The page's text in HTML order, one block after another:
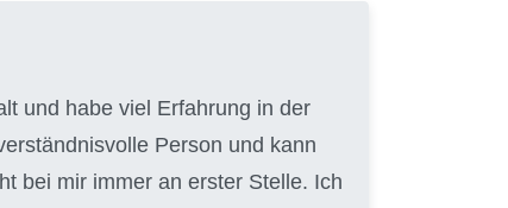
und habe viel Erfahrung in der
Person und kann
bei mir immer an erster Stelle. Ich